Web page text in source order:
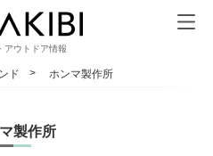
アウトドア情報
ド ホンマ製作所
製作所